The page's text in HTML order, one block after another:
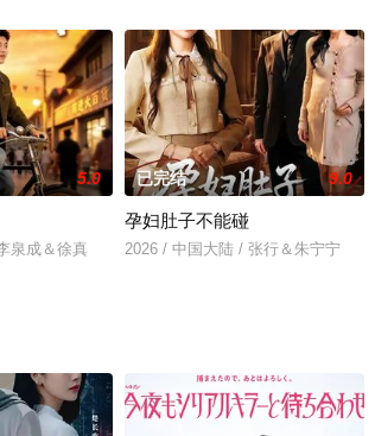
5.0
泉成＆徐真
已完结 9.0
孕妇肚子不能碰
2026 / 中国大陆 / 张行＆朱宁宁